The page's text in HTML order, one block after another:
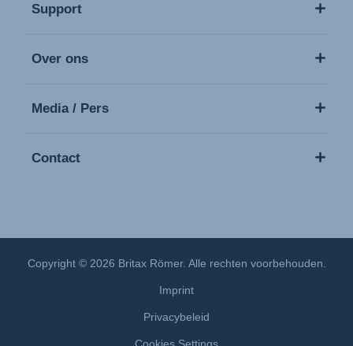
Support
Over ons
Media / Pers
Contact
Copyright © 2026 Britax Römer. Alle rechten voorbehouden.
Imprint
Privacybeleid